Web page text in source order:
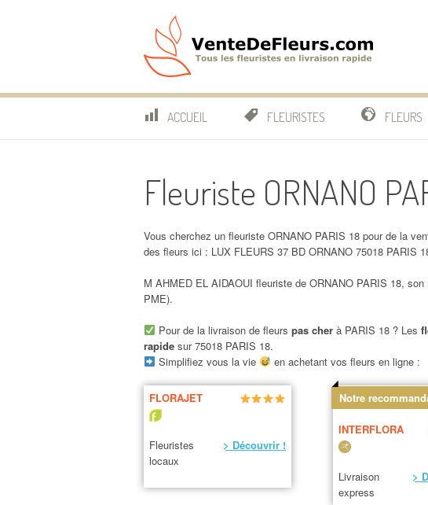
VenteDeFleurs.com
ACCUEIL FLEURISTES FLEURS
Fleuriste ORNANO
Vous cherchez un fleuriste ORNANO PARIS 18 pour de la
des fleurs ici : LUX FLEURS 37 BD ORNANO 75018 PARIS
M AHMED EL AIDAOUI fleuriste de ORNANO PARIS 18,
PME).
Pour de la livraison de fleurs pas cherà PARIS 18 ? Les
rapide sur 75018 PARIS 18.
Simplifiez vous la vie
en achetant vos fleurs en ligne :
FLORAJET
Fleuristes
locaux
> Découvrir !
Notre
INTERFLORA
Livraison
express
>